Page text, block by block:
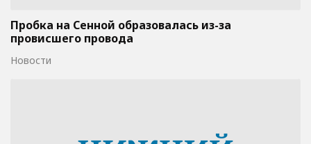
Пробка на Сенной образовалась из-за
провисшего провода
Новости